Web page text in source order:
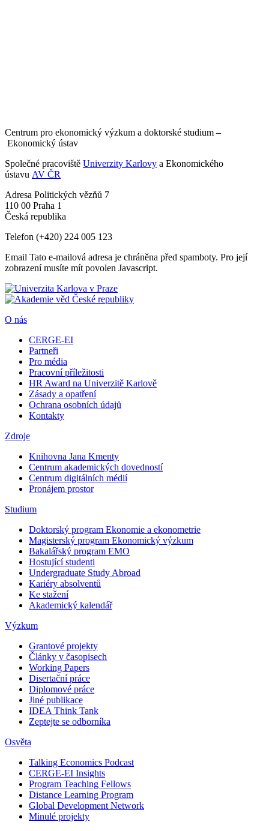
Centrum pro ekonomický výzkum a doktorské studium –
Ekonomický ústav
Společné pracoviště Univerzity Karlovy a Ekonomického
ústavu AV ČR
Adresa Politických vězňů 7
110 00 Praha 1
Česká republika
Telefon (+420) 224 005 123
Email Tato e-mailová adresa je chráněna před spamboty. Pro její
zobrazení musíte mít povolen Javascript.
O nás
CERGE-EI
Partneři
Pro média
Pracovní příležitosti
HR Award na Univerzitě Karlově
Zásady a opatření
Ochrana osobních údajů
Kontakty
Zdroje
Knihovna Jana Kmenty
Centrum akademických dovedností
Centrum digitálních médií
Pronájem prostor
Studium
Doktorský program Ekonomie a ekonometrie
Magisterský program Ekonomický výzkum
Bakalářský program EMO
Hostující studenti
Undergraduate Study Abroad
Kariéry absolventů
Ke stažení
Akademický kalendář
Výzkum
Grantové projekty
Články v časopisech
Working Papers
Disertační práce
Diplomové práce
Jiné publikace
IDEA Think Tank
Zeptejte se odborníka
Osvěta
Talking Economics Podcast
CERGE-EI Insights
Program Teaching Fellows
Distance Learning Program
Global Development Network
Minulé projekty